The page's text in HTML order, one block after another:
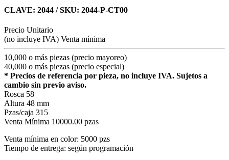
CLAVE: 2044 / SKU: 2044-P-CT00
Precio Unitario
(no incluye IVA) Venta mínima
10,000 o más piezas (precio mayoreo)
40,000 o más piezas (precio especial)
* Precios de referencia por pieza, no incluye IVA. Sujetos a
cambio sin previo aviso.
Rosca 58
Altura 48 mm
Pzas/caja 315
Venta Mínima 10000.00 pzas
Venta mínima en color: 5000 pzs
Tiempo de entrega: según programación